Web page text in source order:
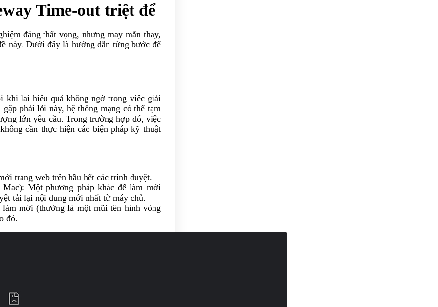
Time-out triệt để
đáng thất vọng, nhưng may mắn thay,
này. Dưới đây là hướng dẫn từng bước để
khi lại hiệu quả không ngờ trong việc giải
phải lỗi này, hệ thống mạng có thể tạm
lớn yêu cầu. Trong trường hợp đó, việc
cần thực hiện các biện pháp kỹ thuật
trang web trên hầu hết các trình duyệt.
Một phương pháp khác để làm mới
tải lại nội dung mới nhất từ máy chủ.
mới (thường là một mũi tên hình vòng
đó.